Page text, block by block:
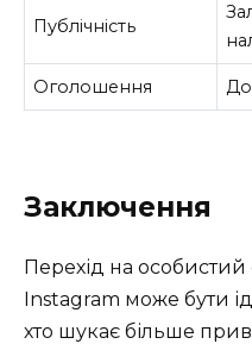
Публічність
Оголошення
Заключення
Перехід на
Instagram може бути
хто шукає більше